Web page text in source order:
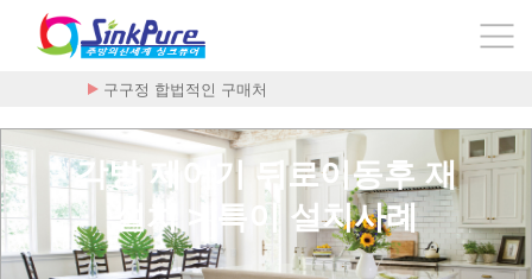
구구정 합법적인 구매처
각방 제어기 뒤로이동후 재
설치 > 특이 설치사례